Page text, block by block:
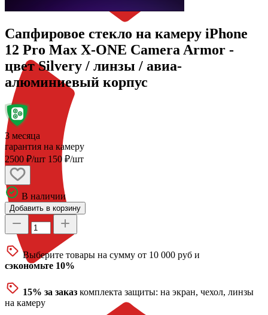
Сапфировое стекло на камеру iPhone
12 Pro Max X-ONE Camera Armor -
цвет Silvery / линзы / авиа-
алюминиевый корпус
3 месяца
гарантия на камеру
2500 ₽/шт 150 ₽/шт
В наличии
Добавить в корзину
Выберите товары на сумму от 10 000 руб и
сэкономьте 10%
15% за заказ комплекта защиты: на экран, чехол, линзы
на камеру